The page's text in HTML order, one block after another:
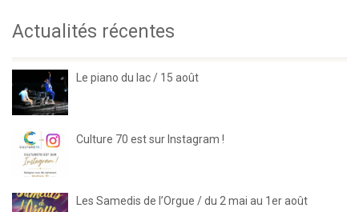
Actualités récentes
Le piano du lac / 15 août
Culture 70 est sur Instagram !
Les Samedis de l’Orgue / du 2 mai au 1er août